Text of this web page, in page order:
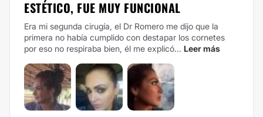
ESTÉTICO, FUE MUY FUNCIONAL
Era mi segunda cirugía, el Dr Romero me dijo que la
primera no había cumplido con destapar los cornetes
por eso no respiraba bien, él me explicó... Leer más